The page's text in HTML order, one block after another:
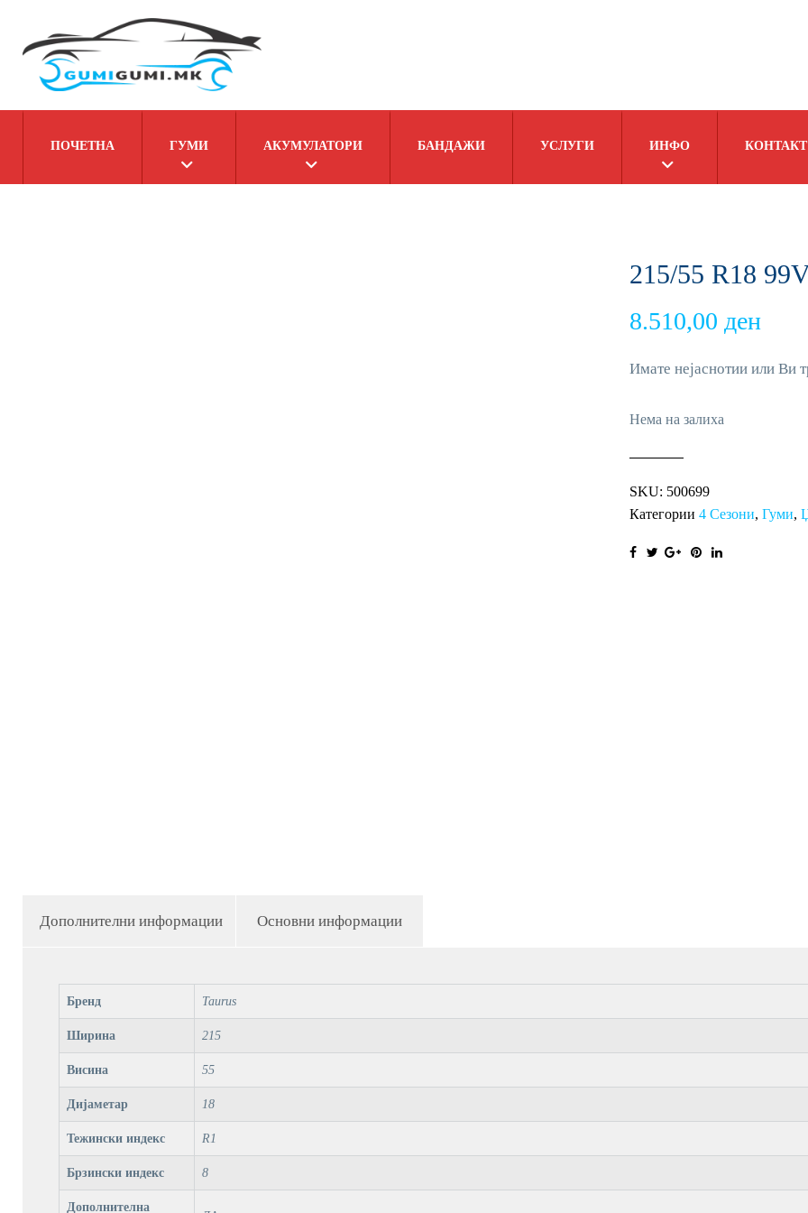
ПОЧЕТНА ГУМИ АКУМУЛАТОРИ БАНДАЖИ УСЛУГИ ИНФО КОНТАКТ
215/55 R18
8.510,00 ден
Имате нејаснотии или Ви
Нема на залиха
SKU: 500699
Категории 4 Сезони, Гуми,
Дополнителни информации Основни информации
Бренд Taurus
Ширина 215
Висина 55
Дијаметар 18
Тежински индекс R1
Брзински индекс 8
Дополнителна